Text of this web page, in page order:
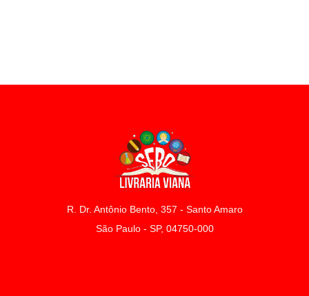
R. Dr. Antônio Bento, 357 - Santo Amaro
São Paulo - SP, 04750-000